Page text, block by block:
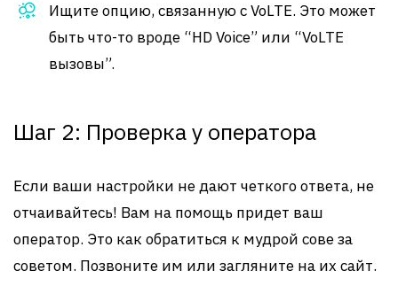
Ищите опцию, связанную с VoLTE. Это может
быть что-то вроде “HD Voice” или “VoLTE
вызовы”.
Шаг 2: Проверка у оператора
Если ваши настройки не дают четкого ответа, не
отчаивайтесь! Вам на помощь придет ваш
оператор. Это как обратиться к мудрой сове за
советом. Позвоните им или загляните на их сайт.